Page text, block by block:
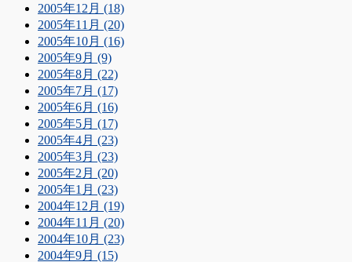
2005年12月 (18)
2005年11月 (20)
2005年10月 (16)
2005年9月 (9)
2005年8月 (22)
2005年7月 (17)
2005年6月 (16)
2005年5月 (17)
2005年4月 (23)
2005年3月 (23)
2005年2月 (20)
2005年1月 (23)
2004年12月 (19)
2004年11月 (20)
2004年10月 (23)
2004年9月 (15)